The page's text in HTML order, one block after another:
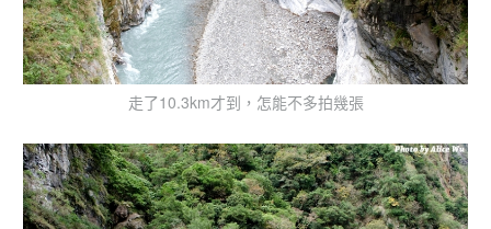
走了10.3km才到，怎能不多拍幾張